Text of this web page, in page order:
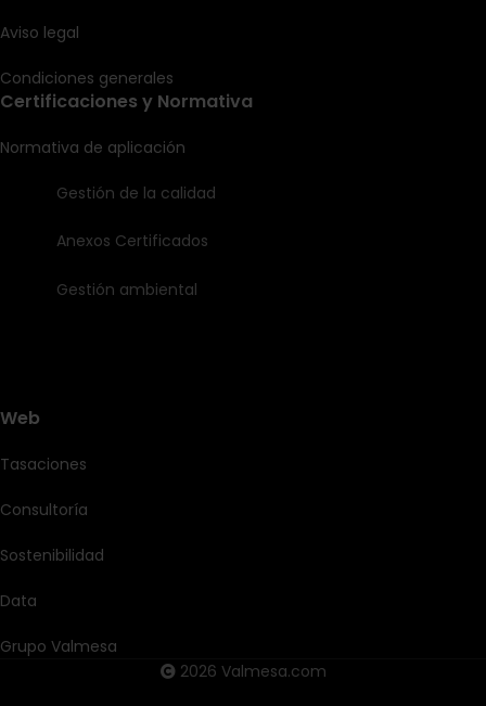
Aviso legal
Condiciones generales
Certificaciones y Normativa
Normativa de aplicación
Gestión de la calidad
Anexos Certificados
Gestión ambiental
Web
Tasaciones
Consultoría
Sostenibilidad
Data
Grupo Valmesa
2026 Valmesa.com